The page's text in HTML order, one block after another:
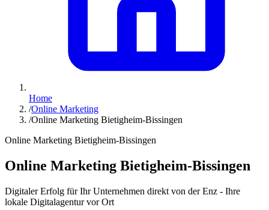
Home
/Online Marketing
/Online Marketing Bietigheim-Bissingen
Online Marketing Bietigheim-Bissingen
Online Marketing Bietigheim-Bissingen
Digitaler Erfolg für Ihr Unternehmen direkt von der Enz - Ihre
lokale Digitalagentur vor Ort